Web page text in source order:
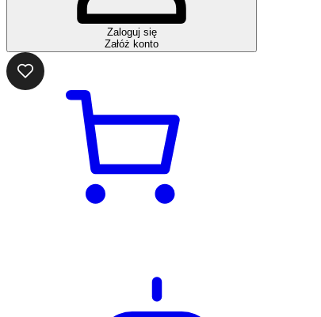
Zaloguj się
Załóż konto